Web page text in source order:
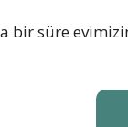
bir süre